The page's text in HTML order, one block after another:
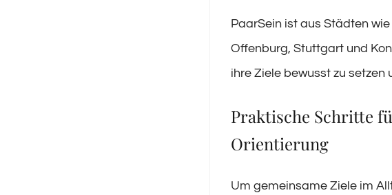
PaarSein ist aus Städten
Offenburg, Stuttgart und
ihre Ziele bewusst zu
Praktische Schritte
Orientierung
Um gemeinsame Ziele im